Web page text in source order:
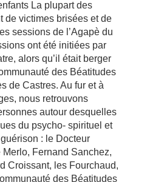
La plupart des
de victimes brisées et de
sessions de l’Agapè du
ont été initiées par
alors qu’il était berger
des Béatitudes
de Castres. Au fur et à
nous retrouvons
autour desquelles
du psycho- spirituel et
: le Docteur
Fernand Sanchez,
Croissant, les Fourchaud,
des Béatitudes